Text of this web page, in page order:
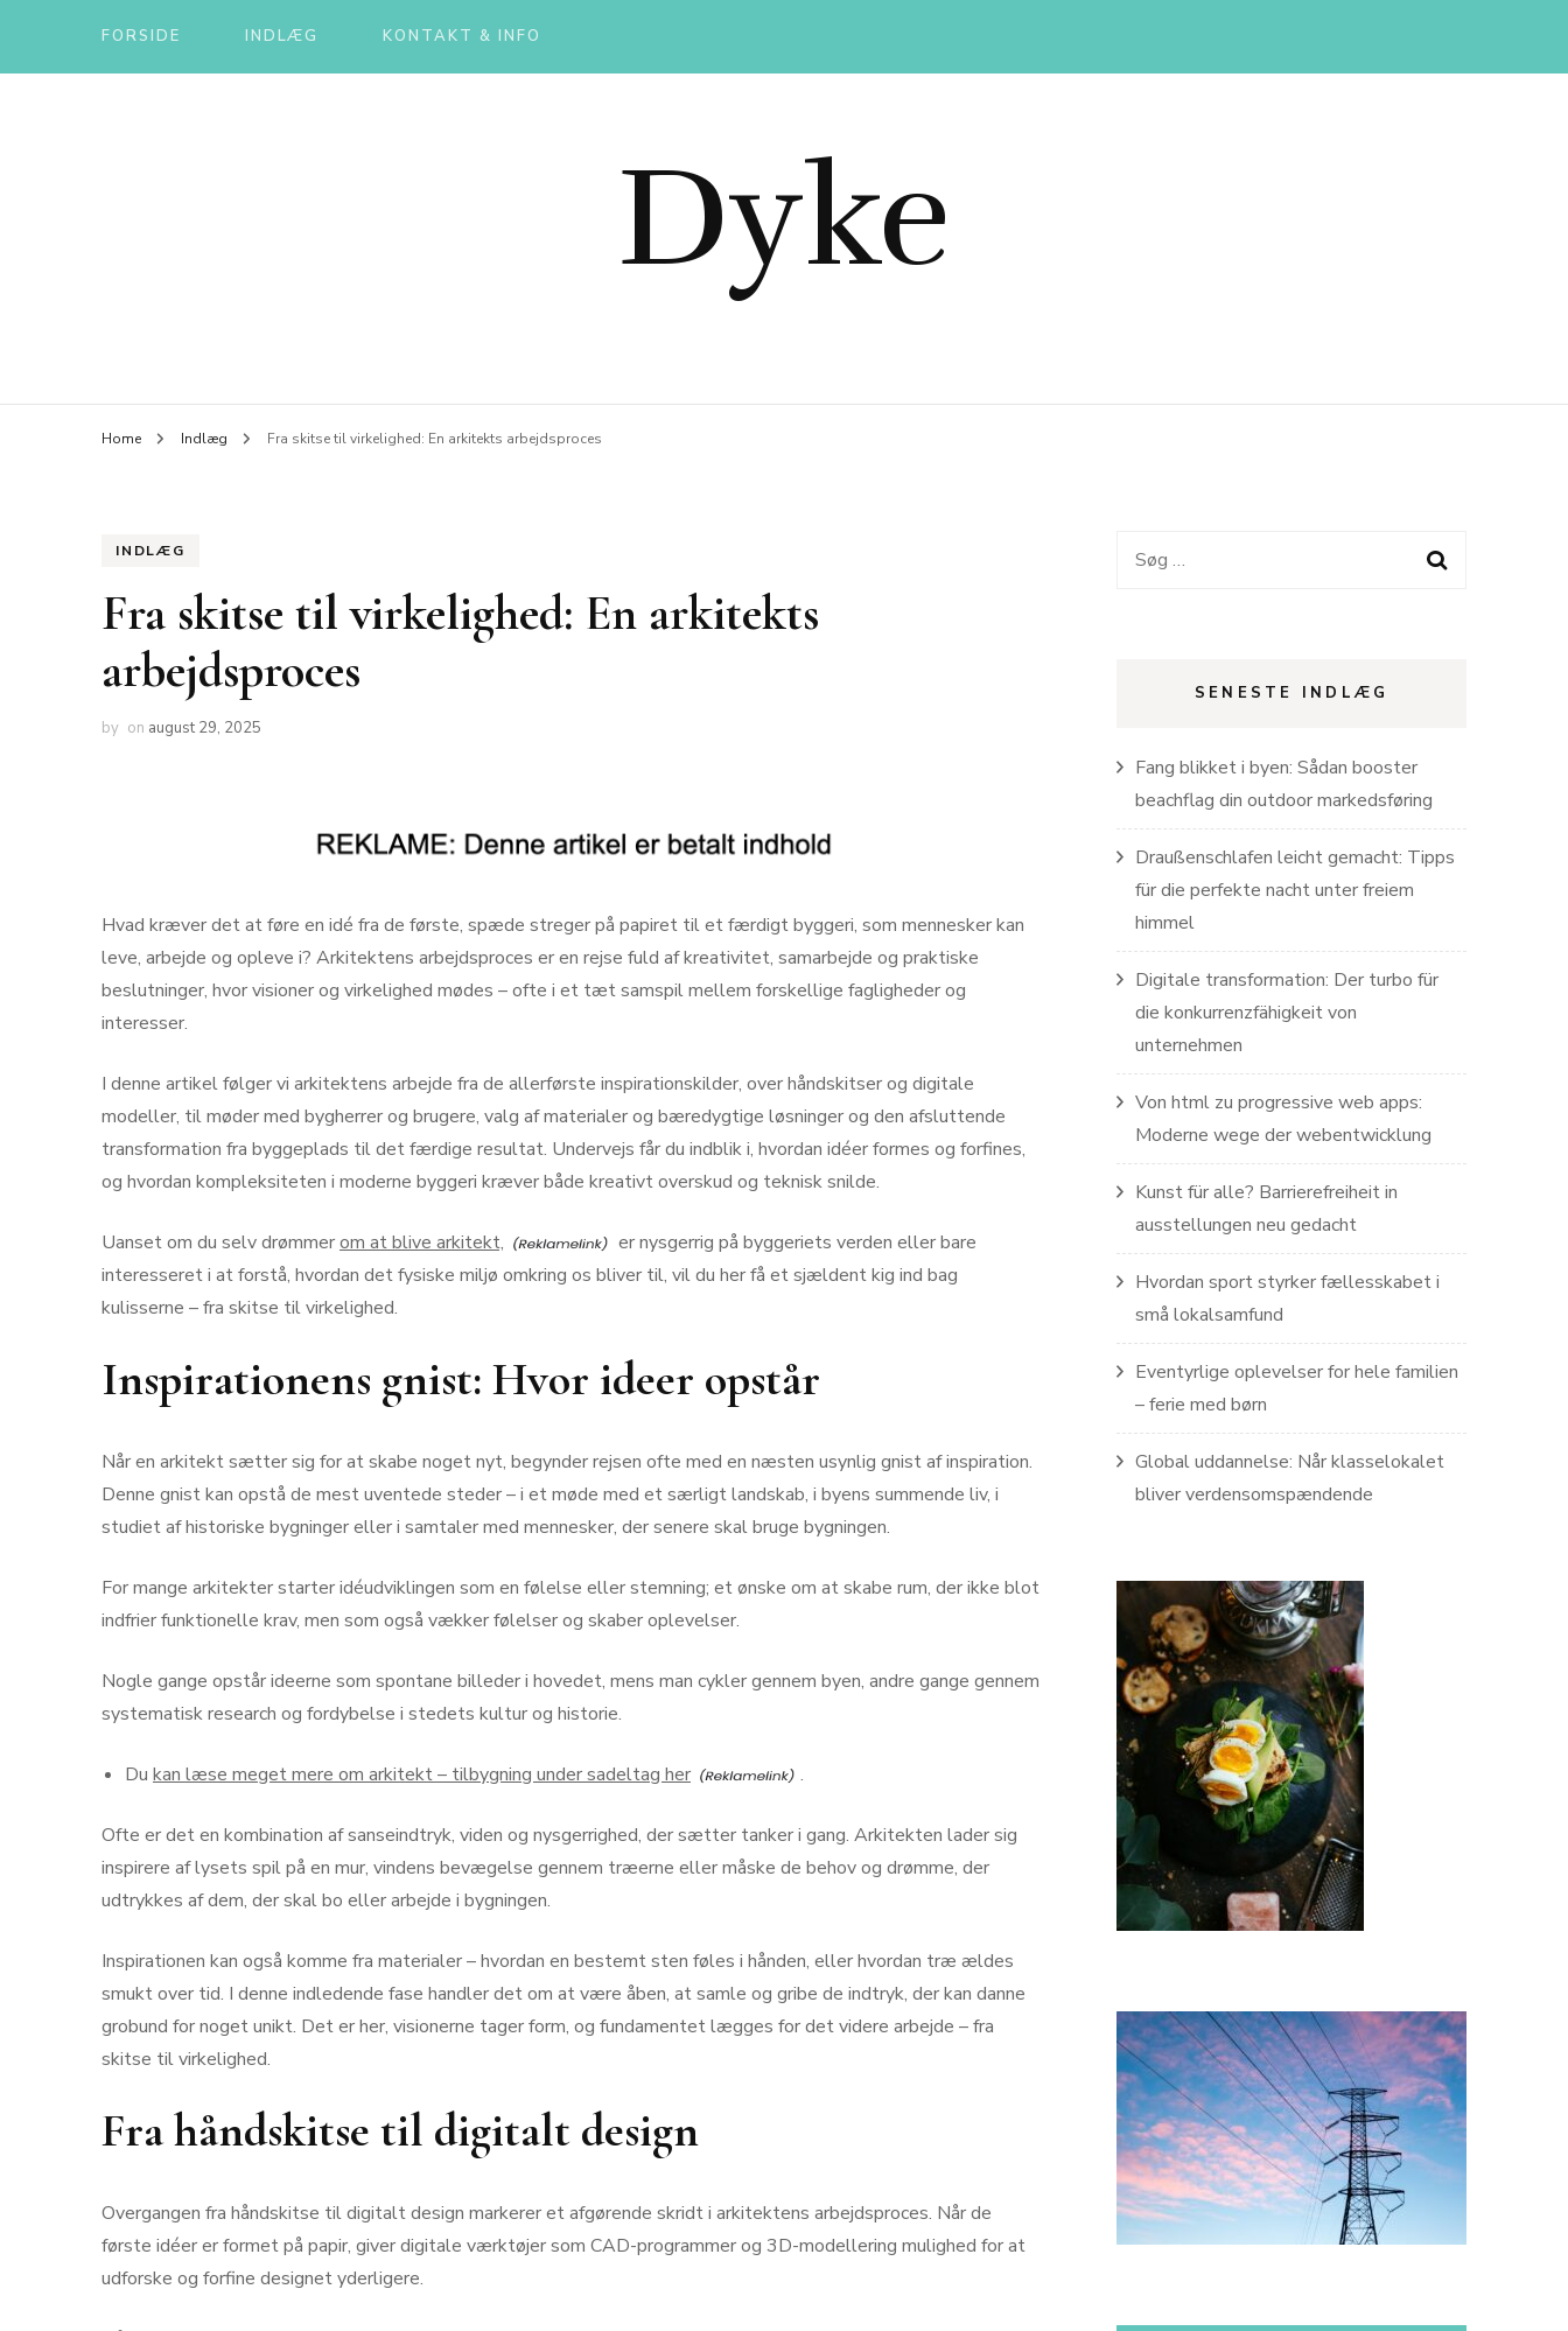
FORSIDE INDLÆG KONTAKT & INFO
Dyke
Home Indlæg Fra skitse til virkelighed: En arkitekts arbejdsproces
INDLÆG
Fra skitse til virkelighed: En arkitekts
arbejdsproces
by on august 29, 2025
Hvad kræver det at føre en idé fra de første, spæde streger på papiret til et færdigt byggeri, som mennesker kan
leve, arbejde og opleve i? Arkitektens arbejdsproces er en rejse fuld af kreativitet, samarbejde og praktiske
beslutninger, hvor visioner og virkelighed mødes – ofte i et tæt samspil mellem forskellige fagligheder og
interesser.
I denne artikel følger vi arkitektens arbejde fra de allerførste inspirationskilder, over håndskitser og digitale
modeller, til møder med bygherrer og brugere, valg af materialer og bæredygtige løsninger og den afsluttende
transformation fra byggeplads til det færdige resultat. Undervejs får du indblik i, hvordan idéer formes og forfines,
og hvordan kompleksiteten i moderne byggeri kræver både kreativt overskud og teknisk snilde.
Uanset om du selv drømmerom at blive arkitekt,
er nysgerrig på byggeriets verden eller bare
interesseret i at forstå, hvordan det fysiske miljø omkring os bliver til, vil du her få et sjældent kig ind bag
kulisserne – fra skitse til virkelighed.
Inspirationens gnist: Hvor ideer opstår
Når en arkitekt sætter sig for at skabe noget nyt, begynder rejsen ofte med en næsten usynlig gnist af inspiration.
Denne gnist kan opstå de mest uventede steder – i et møde med et særligt landskab, i byens summende liv, i
studiet af historiske bygninger eller i samtaler med mennesker, der senere skal bruge bygningen.
For mange arkitekter starter idéudviklingen som en følelse eller stemning; et ønske om at skabe rum, der ikke blot
indfrier funktionelle krav, men som også vækker følelser og skaber oplevelser.
Nogle gange opstår ideerne som spontane billeder i hovedet, mens man cykler gennem byen, andre gange gennem
systematisk research og fordybelse i stedets kultur og historie.
Du kan læse meget mere om arkitekt – tilbygning under sadeltag her .
Ofte er det en kombination af sanseindtryk, viden og nysgerrighed, der sætter tanker i gang. Arkitekten lader sig
inspirere af lysets spil på en mur, vindens bevægelse gennem træerne eller måske de behov og drømme, der
udtrykkes af dem, der skal bo eller arbejde i bygningen.
Inspirationen kan også komme fra materialer – hvordan en bestemt sten føles i hånden, eller hvordan træ ældes
smukt over tid. I denne indledende fase handler det om at være åben, at samle og gribe de indtryk, der kan danne
grobund for noget unikt. Det er her, visionerne tager form, og fundamentet lægges for det videre arbejde – fra
skitse til virkelighed.
Fra håndskitse til digitalt design
Overgangen fra håndskitse til digitalt design markerer et afgørende skridt i arkitektens arbejdsproces. Når de
første idéer er formet på papir, giver digitale værktøjer som CAD-programmer og 3D-modellering mulighed for at
udforske og forfine designet yderligere.
Søg
SENESTE INDLÆG
Fang blikket i byen: Sådan booster
beachflag din outdoor markedsføring
Draußenschlafen leicht gemacht: Tipps
für die perfekte nacht unter freiem
himmel
Digitale transformation: Der turbo für
die konkurrenzfähigkeit von
unternehmen
Von html zu progressive web apps:
Moderne wege der webentwicklung
Kunst für alle? Barrierefreiheit in
ausstellungen neu gedacht
Hvordan sport styrker fællesskabet i
små lokalsamfund
Eventyrlige oplevelser for hele familien
– ferie med børn
Global uddannelse: Når klasselokalet
bliver verdensomspændende